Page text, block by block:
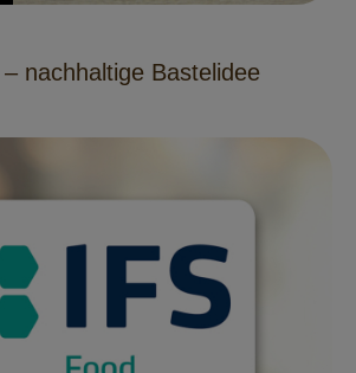
nachhaltige Bastelidee